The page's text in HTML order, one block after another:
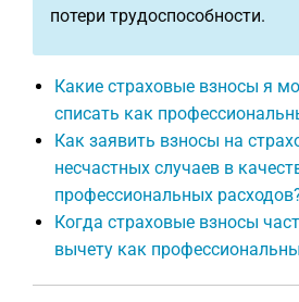
потери трудоспособности.
Какие страховые взносы я
списать как
Как заявить взносы на
несчастных случаев в
профессиональных
Когда страховые взносы
вычету как